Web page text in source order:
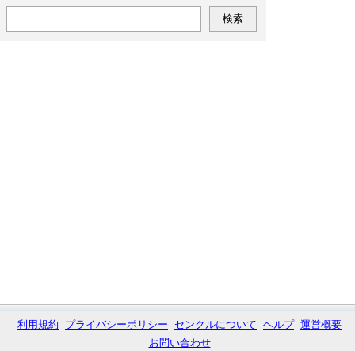
利用規約 プライバシーポリシー センクルについて ヘルプ 運営概要
お問い合わせ